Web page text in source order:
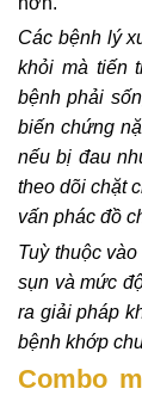
Các bệnh lý
khỏi mà tiến
bệnh phải
biến chứng
nếu bị đau
theo dõi chặt
vấn phác đồ
Tuỳ thuộc
sụn và mức
ra giải pháp
bệnh khớp
Combo